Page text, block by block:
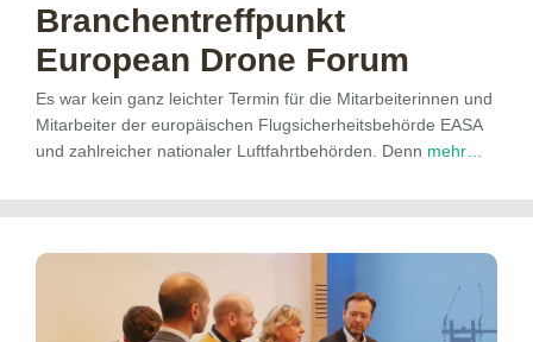
Branchentreffpunkt
European Drone Forum
Es war kein ganz leichter Termin für die Mitarbeiterinnen und
Mitarbeiter der europäischen Flugsicherheitsbehörde EASA
und zahlreicher nationaler Luftfahrtbehörden. Denn mehr…